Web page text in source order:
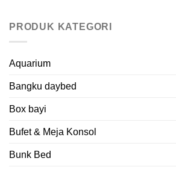
PRODUK KATEGORI
Aquarium
Bangku daybed
Box bayi
Bufet & Meja Konsol
Bunk Bed